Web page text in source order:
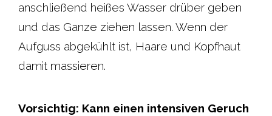
anschließend heißes Wasser drüber geben
und das Ganze ziehen lassen. Wenn der
Aufguss abgekühlt ist, Haare und Kopfhaut
damit massieren.
Vorsichtig: Kann einen intensiven Geruch